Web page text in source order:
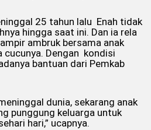
25 tahun lalu Enah tidak
hingga saat ini. Dan ia rela
ambruk bersama anak
Dengan kondisi
bantuan dari Pemkab
dunia, sekarang anak
punggung keluarga untuk
hari,” ucapnya.